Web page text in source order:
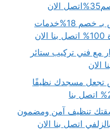
شركة تنظيف مطاعم بالرياض بـ خصم 18%خدمات
مع فني تركيب ستائر
تجعل مسجدك نظيفًا
تنظيف آمن ومضمون